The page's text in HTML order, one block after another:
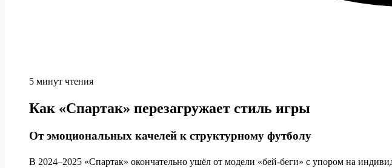
5 минут чтения
Как «Спартак» перезагружает стиль игры
От эмоциональных качелей к структурному футболу
В 2024–2025 «Спартак» окончательно ушёл от модели «бей-беги» с упором на